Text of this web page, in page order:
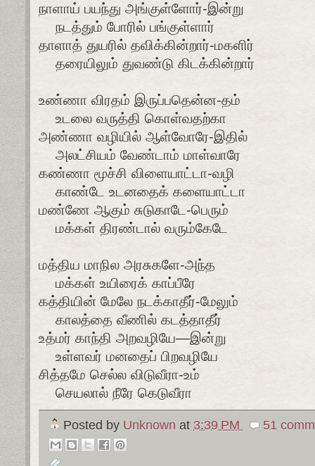
நாளாய் பயந்து அங்குள்ளோர்-இன்று
நடத்தும் போரில் பங்குள்ளார்
தாளாத் துயரில் தவிக்கின்றார்-மகளிர்
தரையிலும் துவண்டு கிடக்கின்றார்
உண்ணா விரதம் இருப்பதென்ன-தம்
உடலை வருத்தி கொள்வதற்கா
அண்ணா வழியில் ஆள்வோரே-இதில்
அலட்சியம் வேண்டாம் மாள்வாரே
கண்ணா மூச்சி விளையாட்டா-வழி
காண்டே உடனதைக் களையாட்டா
மண்ணே ஆகும் சுடுகாடே-பெரும்
மக்கள் திரண்டால் வரும்கேடே
மத்திய மாநில அரசுகளே-அந்த
மக்கள் உயிரைக் காப்பீரே
கத்தியின் மேலே நடக்காதீர்-மேலும்
காலத்தை வீணில் கடத்தாதீர்
உத்மர் காந்தி அறவழியே—இன்று
உள்ளவர் மனதைப் பிறவழியே
சித்தமே செல்ல விடுவீரா-உம்
செயலால் நீரே கெடுவீரா
Posted by Unknown at 3:39 PM 51